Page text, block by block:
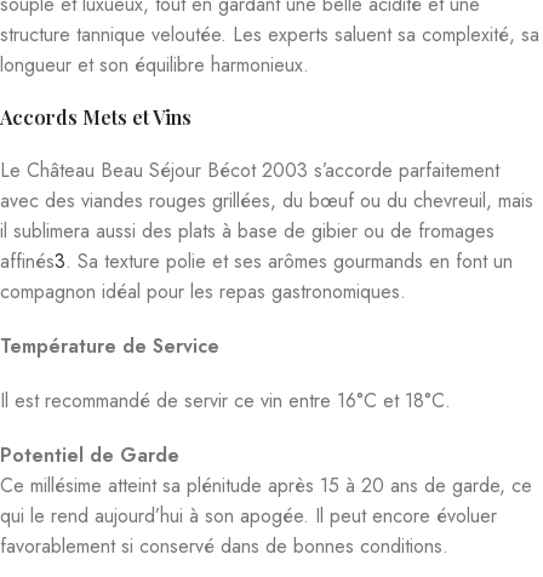
structure tannique veloutée. Les experts saluent sa complexité, sa
longueur et son équilibre harmonieux.
Accords Mets et Vins
Le Château Beau Séjour Bécot 2003 s’accorde parfaitement
avec des viandes rouges grillées, du bœuf ou du chevreuil, mais
il sublimera aussi des plats à base de gibier ou de fromages
affinés3. Sa texture polie et ses arômes gourmands en font un
compagnon idéal pour les repas gastronomiques.
Température de Service
Il est recommandé de servir ce vin entre 16°C et 18°C.
Potentiel de Garde
Ce millésime atteint sa plénitude après 15 à 20 ans de garde, ce
qui le rend aujourd’hui à son apogée. Il peut encore évoluer
favorablement si conservé dans de bonnes conditions.